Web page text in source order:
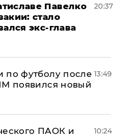
Павелко
стало
экс-глава
20:37
по футболу после
появился новый
13:49
ПАОК и
10:24